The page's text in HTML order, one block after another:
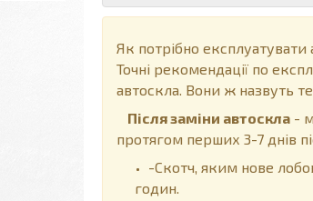
Як потрібно експлуатувати
Точні рекомендації по
автоскла. Вони ж назвуть
Після заміни автоскла -
протягом перших 3-7 днів
-Скотч, яким нове
годин.